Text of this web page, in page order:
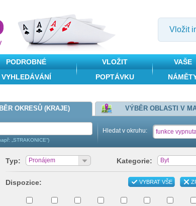
Typ: Pronájem Kategorie: Byt
VYBRAT VŠE
Dispozice:
OKRESŮ (KRAJE) VÝBĚR OBLASTI V
„STRAKONICE“)
Hledat v okruhu: funkce
Vložit
PODROBNÉ
VYHLEDÁVÁNÍ
VLOŽIT
POPTÁVKU
VAŠE